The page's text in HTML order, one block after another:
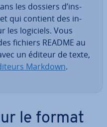
les dossiers d’ins­
qui contient des in­
les logiciels. Vous
fichiers README au
un éditeur de texte,
Markdown.
le format